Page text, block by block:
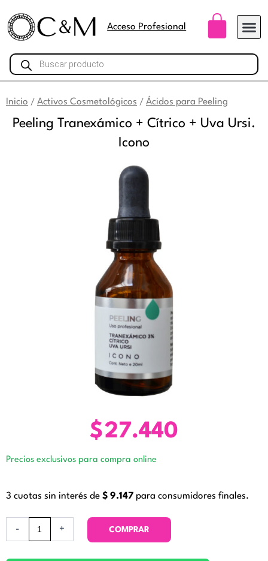
contenido
Acceso Profesional
Búsqueda
de
productos
Inicio / Activos Cosmetológicos / Ácidos para Peeling
Peeling Tranexámico + Cítrico + Uva Ursi.
Icono
$27.440
Precios exclusivos para compra online
3 cuotas sin interés de $ 9.147 para consumidores finales.
-
Tranexámico
Cítrico
+ COMPRAR